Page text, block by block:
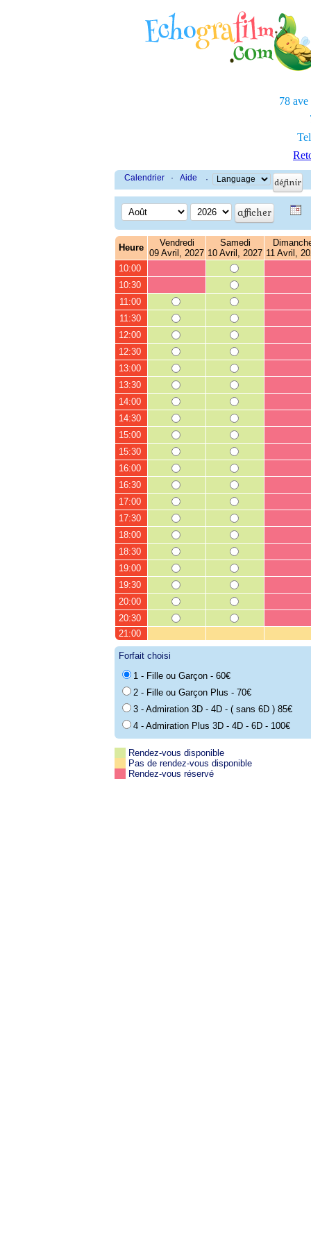
78 ave
Calendrier · Aide ·
Heure
Vendredi
09 Avril, 2027
Samedi
10 Avril, 2027 11 Avril,
10:00
10:30
11:00
11:30
12:00
12:30
13:00
13:30
14:00
14:30
15:00
15:30
16:00
16:30
17:00
17:30
18:00
18:30
19:00
19:30
20:00
20:30
21:00
Forfait choisi
1 - Fille ou Garçon - 60€
2 - Fille ou Garçon Plus - 70€
3 - Admiration 3D - 4D - ( sans 6D ) 85€
4 - Admiration Plus 3D - 4D - 6D - 100€
Rendez-vous disponible
Pas de rendez-vous disponible
Rendez-vous réservé